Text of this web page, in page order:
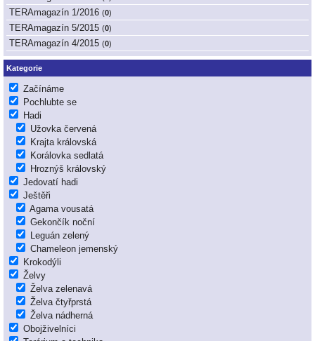
TERAmagazín 1/2016 (0)
TERAmagazín 5/2015 (0)
TERAmagazín 4/2015 (0)
Kategorie
Začínáme
Pochlubte se
Hadi
Užovka červená
Krajta královská
Korálovka sedlatá
Hroznýš královský
Jedovatí hadi
Ještěři
Agama vousatá
Gekončík noční
Leguán zelený
Chameleon jemenský
Krokodýli
Želvy
Želva zelenavá
Želva čtyřprstá
Želva nádherná
Obojživelníci